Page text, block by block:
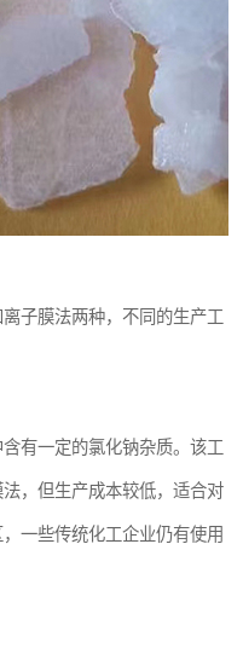
子膜法两种，不同的生产工
有一定的氯化钠杂质。该工
，但生产成本较低，适合对
一些传统化工企业仍有使用